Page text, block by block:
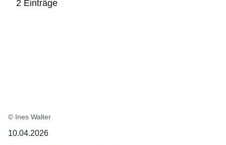
2 Einträge
© Ines Walter
10.04.2026